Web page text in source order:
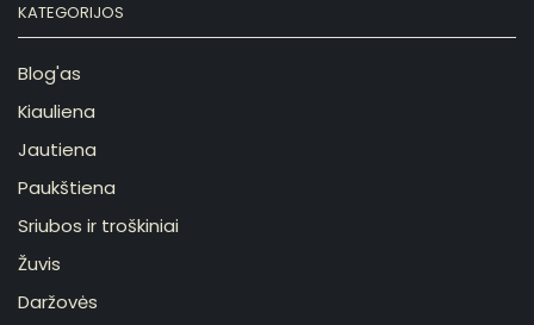
KATEGORIJOS
Blog'as
Kiauliena
Jautiena
Paukštiena
Sriubos ir troškiniai
Žuvis
Daržovės